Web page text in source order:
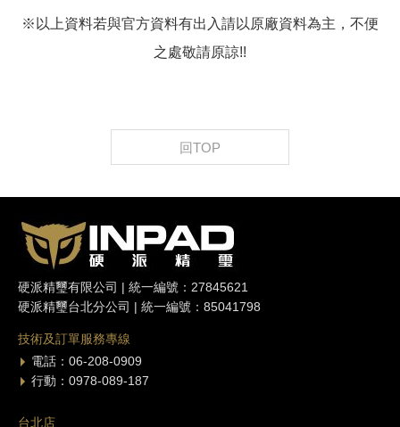
※以上資料若與官方資料有出入請以原廠資料為主，不便
之處敬請原諒!!
回TOP
硬派精璽有限公司 | 統一編號：27845621
硬派精璽台北分公司 | 統一編號：85041798
技術及訂單服務專線
電話：06-208-0909
行動：0978-089-187
台北店